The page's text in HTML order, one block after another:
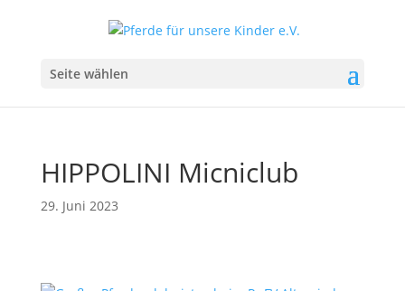
Seite wählen
HIPPOLINI Micniclub
29. Juni 2023